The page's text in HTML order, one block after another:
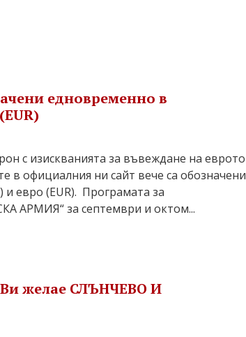
едновременно в
изискванията за въвеждане на еврото
в официалния ни сайт вече са обозначени
евро (EUR). Програмата за
АРМИЯ“ за септември и октом...
желае СЛЪНЧЕВО И